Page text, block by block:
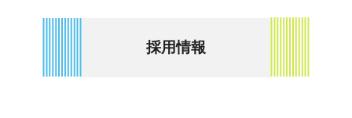
採用情報